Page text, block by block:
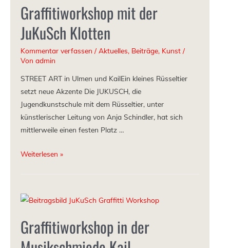
Graffitiworkshop mit der
JuKuSch Klotten
Kommentar verfassen / Aktuelles, Beiträge, Kunst /
Von admin
STREET ART in Ulmen und KailEin kleines Rüsseltier
setzt neue Akzente Die JUKUSCH, die
Jugendkunstschule mit dem Rüsseltier, unter
künstlerischer Leitung von Anja Schindler, hat sich
mittlerweile einen festen Platz …
Weiterlesen »
Graffitiworkshop in der